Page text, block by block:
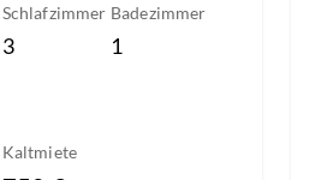
Schlafzimmer
3
Badezimmer
1
Kaltmiete